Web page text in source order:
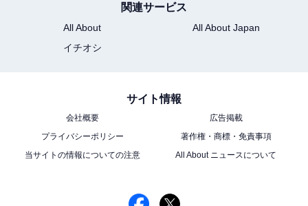
関連サービス
All About
All About Japan
イチオシ
サイト情報
会社概要
広告掲載
プライバシーポリシー
著作権・商標・免責事項
当サイトの情報についての注意
All About ニュースについて